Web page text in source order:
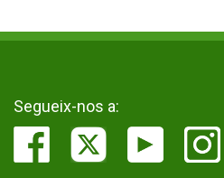
Segueix-nos a: